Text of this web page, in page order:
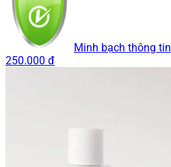
Minh bạch thông tin
250.000 đ